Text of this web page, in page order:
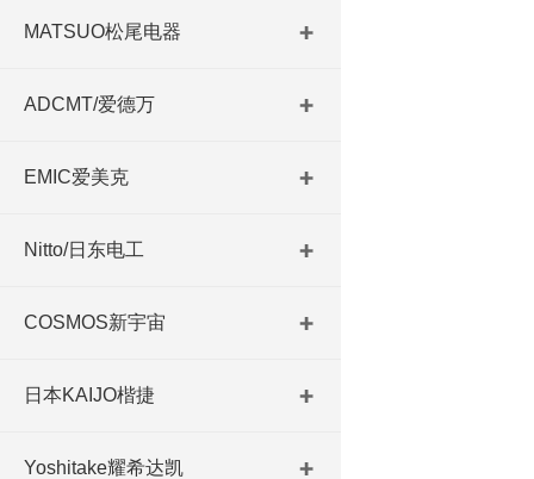
MATSUO松尾电器
ADCMT/爱德万
EMIC爱美克
Nitto/日东电工
COSMOS新宇宙
日本KAIJO楷捷
Yoshitake耀希达凯